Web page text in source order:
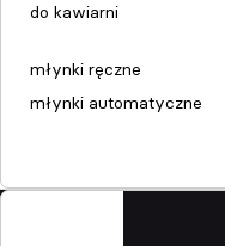
do kawiarni
młynki ręczne
młynki automatyczne